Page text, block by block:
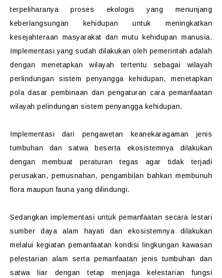
terpeliharanya proses ekologis yang menunjang
keberlangsungan kehidupan untuk meningkatkan
kesejahteraan masyarakat dan mutu kehidupan manusia.
Implementasi yang sudah dilakukan oleh pemerintah adalah
dengan menetapkan wilayah tertentu sebagai wilayah
perlindungan sistem penyangga kehidupan, menetapkan
pola dasar pembinaan dan pengaturan cara pemanfaatan
wilayah pelindungan sistem penyangga kehidupan.
Implementasi dari pengawetan keanekaragaman jenis
tumbuhan dan satwa beserta ekosistemnya dilakukan
dengan membuat peraturan tegas agar tidak terjadi
perusakan, pemusnahan, pengambilan bahkan membunuh
flora maupun fauna yang dilindungi.
Sedangkan implementasi untuk pemanfaatan secara lestari
sumber daya alam hayati dan ekosistemnya dilakukan
melalui kegiatan pemanfaatan kondisi lingkungan kawasan
pelestarian alam serta pemanfaatan jenis tumbuhan dan
satwa liar dengan tetap menjaga kelestarian fungsi